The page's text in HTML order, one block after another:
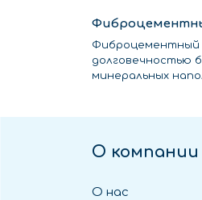
Фиброцементный
долговечностью
минеральных
О компании
О нас